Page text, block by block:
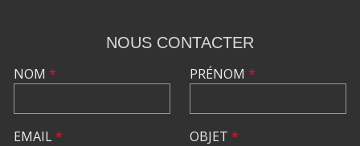
NOUS CONTACTER
NOM *
EMAIL*
PRÉNOM *
OBJET *